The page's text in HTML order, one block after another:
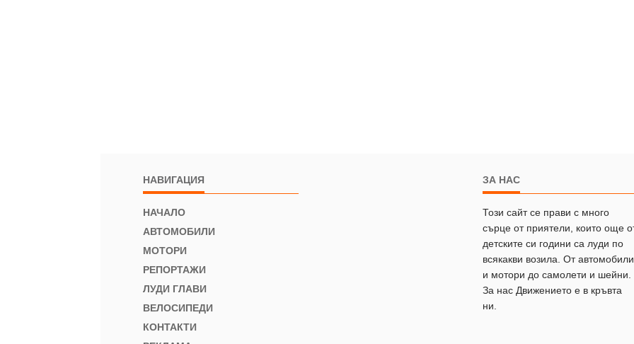
НАВИГАЦИЯ
НАЧАЛО
АВТОМОБИЛИ
МОТОРИ
РЕПОРТАЖИ
ЛУДИ ГЛАВИ
ВЕЛОСИПЕДИ
КОНТАКТИ
ЗА НАС
Този сайт се прави с много
сърце от приятели, които още
детските си години са луди по
всякакви возила. От автомобили
и мотори до самолети и шейни.
За нас Движението е в кръвта
ни.